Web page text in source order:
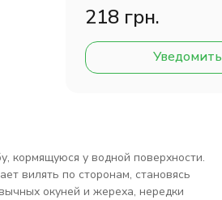
218 грн.
Уведомить
кормящуюся у водной поверхности.
вилять по сторонам, становясь
окуней и жереха, нередки